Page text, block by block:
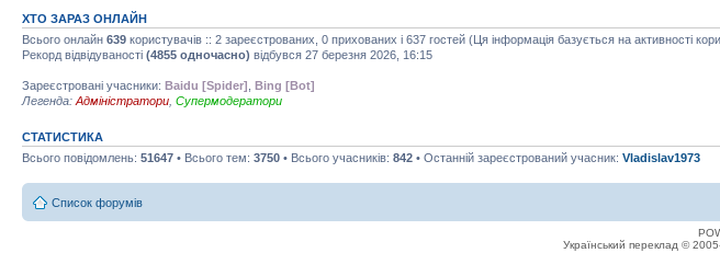
ХТО ЗАРАЗ ОНЛАЙН
Всього онлайн 639 користувачів :: 2 зареєстрованих, 0 прихованих і 637 гостей (Ця інформація базується на активності
Рекорд відвідуваності (4855 одночасно) відбувся 27 березня 2026, 16:15
Зареєстровані учасники: Baidu [Spider] Bing [Bot]
Легенда: Адміністратори Супермодератори
СТАТИСТИКА
Всього повідомлень: 51647 • Всього тем: 3750 • Всього учасників: 842 • Останній зареєстрований учасник: Vladislav1973
Список форумів
Український переклад ©